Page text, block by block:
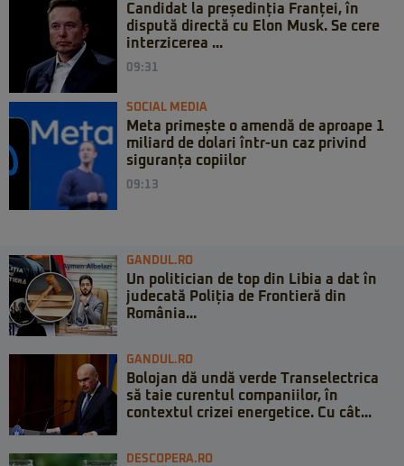
Candidat la președinția Franței, în
dispută directă cu Elon Musk. Se cere
interzicerea ...
09:31
SOCIAL MEDIA
Meta primește o amendă de aproape 1
miliard de dolari într-un caz privind
siguranța copiilor
09:13
GANDUL.RO
Un politician de top din Libia a dat în
judecată Poliția de Frontieră din
România...
GANDUL.RO
Bolojan dă undă verde Transelectrica
să taie curentul companiilor, în
contextul crizei energetice. Cu cât...
DESCOPERA.RO